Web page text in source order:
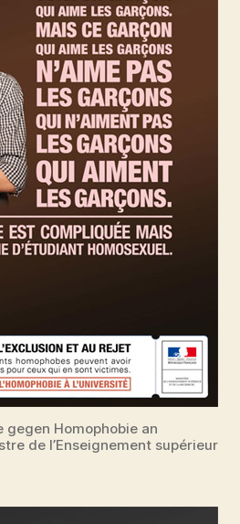
gegen Homophobie an
de l’Enseignement supérieur